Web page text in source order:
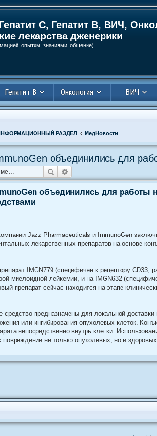
С, Гепатит В, ВИЧ,
лекарства дженерики
опытом, знаниями, общение)
Гепатит В Онкология ВИЧ
РАЗДЕЛ МедНовости
объединились для
Поиск
объединились для работы
Jazz Pharmaceuticals и ImmunoGen
лекарственных препаратов на основе
IMGN779 (специфичен к рецептору CD33,
миелоидной лейкемии, и на IMGN632
препарат сейчас находится на этапе
средство предназначены для локальной доставки
или ингибирования опухолевых клеток.
непосредственно внутрь клетки.
не только опухолевых, но и здоровых